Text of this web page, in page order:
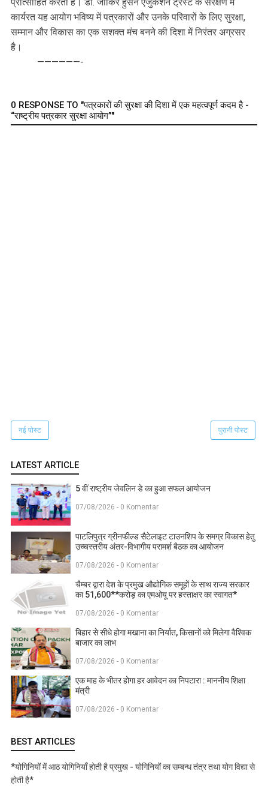
कार्यरत यह आयोग भविष्य में पत्रकारों और उनके परिवारों के लिए सुरक्षा,
सम्मान और विकास का एक सशक्त मंच बनने की दिशा में निरंतर अग्रसर
है।
——————-
0 RESPONSE TO "पत्रकारों की सुरक्षा की दिशा में एक महत्वपूर्ण कदम है -
“राष्ट्रीय पत्रकार सुरक्षा आयोग”"
नई पोस्ट पुरानी पोस्ट
LATEST ARTICLE
5 वीं राष्ट्रीय जेवलिन डे का हुआ सफल आयोजन
07/08/2026 - 0 Komentar
पाटलिपुत्र ग्रीनफील्ड सैटेलाइट टाउनशिप के समग्र विकास हेतु
उच्चस्तरीय अंतर-विभागीय परामर्श बैठक का आयोजन
07/08/2026 - 0 Komentar
चैम्बर द्वारा देश के प्रमुख औद्योगिक समूहों के साथ राज्य सरकार
का 51,600**करोड़ का एमओयू पर हस्ताक्षर का स्वागत*
07/08/2026 - 0 Komentar
बिहार से सीधे होगा मखाना का निर्यात, किसानों को मिलेगा वैश्विक
बाजार का लाभ
07/08/2026 - 0 Komentar
एक माह के भीतर होगा हर आवेदन का निपटारा : माननीय शिक्षा
मंत्री
07/08/2026 - 0 Komentar
BEST ARTICLES
*योगिनियों में आठ योगिनियाँ होती है प्रमुख - योगिनियों का सम्बन्ध तंत्र तथा योग विद्या से
होती है*